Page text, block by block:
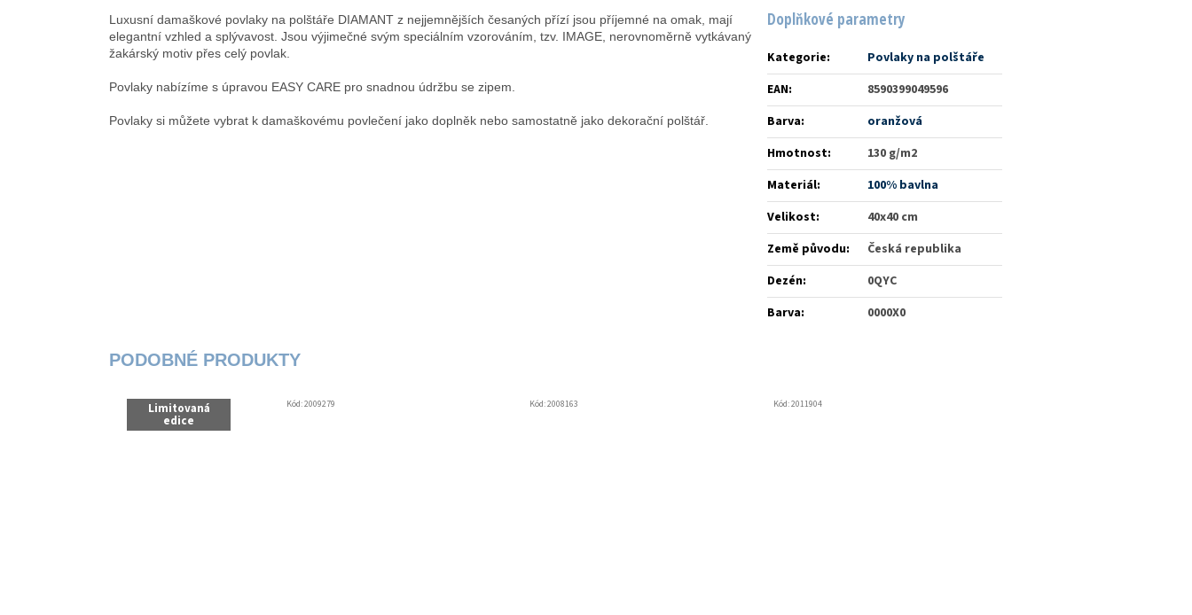
Luxusní damaškové povlaky na polštáře DIAMANT z nejjemnějších česaných přízí jsou příjemné na omak, mají
elegantní vzhled a splývavost. Jsou výjimečné svým speciálním vzorováním, tzv. IMAGE, nerovnoměrně vytkávaný
žakárský motiv přes celý povlak.
Povlaky nabízíme s úpravou EASY CARE pro snadnou údržbu se zipem.
Povlaky si můžete vybrat k damaškovému povlečení jako doplněk nebo samostatně jako dekorační polštář.
Doplňkové parametry
Kategorie:
Povlaky na polštáře
EAN:
8590399049596
Barva:
oranžová
Hmotnost:
130 g/m2
Materiál:
100% bavlna
Velikost:
40x40 cm
Země původu:
Česká republika
Dezén:
0QYC
Barva: 0000X0
Limitovaná
edice
Kód:2009279 Kód:2008163 Kód:2011904